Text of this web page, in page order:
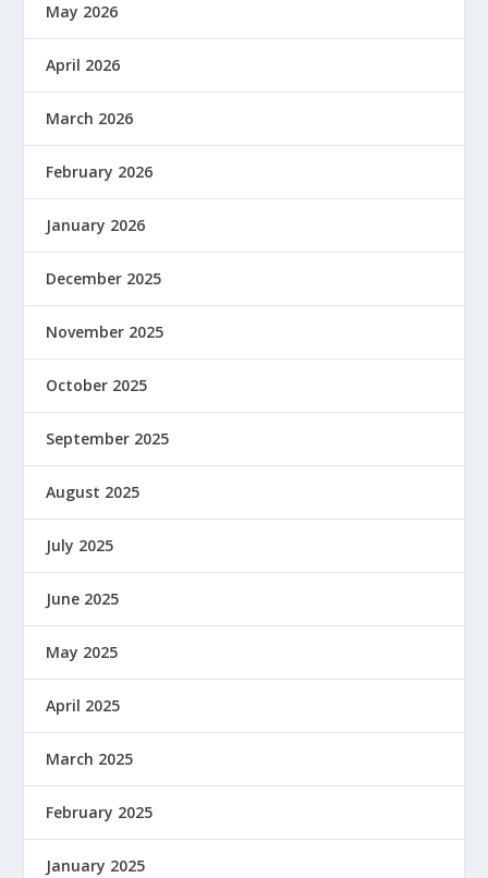
May 2026
April 2026
March 2026
February 2026
January 2026
December 2025
November 2025
October 2025
September 2025
August 2025
July 2025
June 2025
May 2025
April 2025
March 2025
February 2025
January 2025